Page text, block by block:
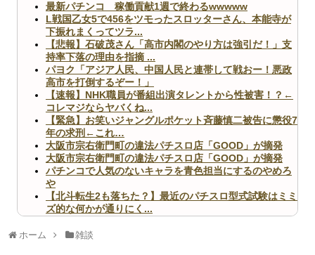
最新パチンコ 稼働貢献1週で終わるwwwww
L戦国乙女5で456をツモったスロッターさん、本能寺が
下振れまくってツラ...
【悲報】石破茂さん「高市内閣のやり方は強引だ！」支
持率下落の理由を指摘 ...
パヨク「アジア人民、中国人民と連帯して戦おー！悪政
高市を打倒するぞー！」
【速報】NHK職員が番組出演タレントから性被害！？←
コレマジならヤバくね...
【緊急】お笑いジャングルポケット斉藤慎二被告に懲役7
年の求刑←これ…
大阪市宗右衛門町の違法パチスロ店「GOOD」が摘発
大阪市宗右衛門町の違法パチスロ店「GOOD」が摘発
パチンコで人気のないキャラを青色担当にするのやめろ
や
【北斗転生2も落ちた？】最近のパチスロ型式試験はミミ
ズ的な何かが通りにく...
いヤバいか教えて？...
ホーム 雑談